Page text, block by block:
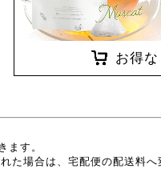
お得
ます。
場合は、宅配便の配送料へ